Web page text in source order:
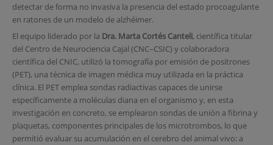
detectar de forma no invasiva la presencia del estado procoagulante
en ratones de un modelo de alzhéimer.
El equipo liderado por la Dra. Marta Cortés Canteli, científica titular
del Centro de Neurociencia Cajal (CNC–CSIC) y colaboradora
científica del CNIC, utilizó la tomografía por emisión de positrones
(PET), una técnica de imagen médica muy utilizada en la práctica
clínica. El PET emplea sondas radiactivas capaces de unirse
específicamente a moléculas diana en el organismo y, en esta
investigación en concreto, se emplearon sondas de unión a fibrina y
plaquetas, componentes principales de los microtrombos, lo que
permitió evaluar su acumulación en el cerebro del animal vivo: a